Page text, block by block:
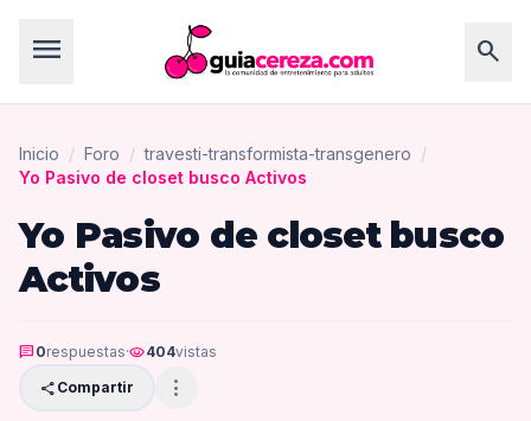
menu search
Inicio / Foro / travesti-transformista-transgenero /
Yo Pasivo de closet busco Activos
Yo Pasivo de closet busco
Activos
chat 0respuestas·visibility404vistas
share Compartir more_vert